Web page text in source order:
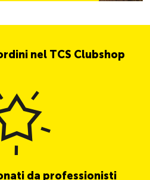
nel TCS Clubshop
da professionisti